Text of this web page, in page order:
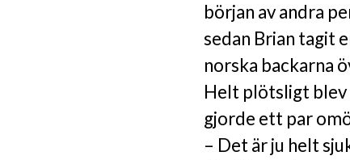
början av andra
sedan Brian tagit
norska backarna
Helt plötsligt blev
gjorde ett par
– Det är ju helt